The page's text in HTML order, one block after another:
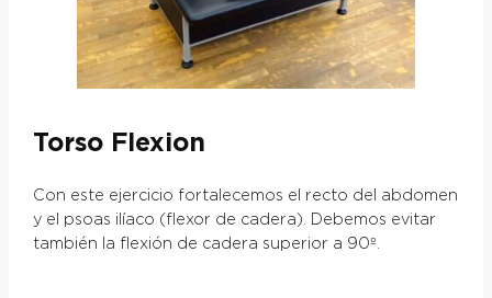
Torso Flexion
Con este ejercicio fortalecemos el recto del abdomen
y el psoas ilíaco (flexor de cadera). Debemos evitar
también la flexión de cadera superior a 90º.